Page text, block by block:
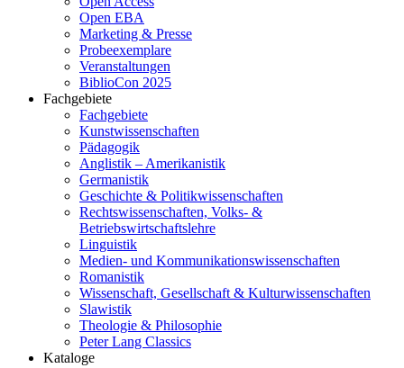
Open EBA
Marketing & Presse
Probeexemplare
Veranstaltungen
BiblioCon 2025
Fachgebiete
Fachgebiete
Kunstwissenschaften
Pädagogik
Anglistik – Amerikanistik
Germanistik
Geschichte & Politikwissenschaften
Rechtswissenschaften, Volks- &
Betriebswirtschaftslehre
Linguistik
Medien- und Kommunikationswissenschaften
Romanistik
Wissenschaft, Gesellschaft & Kulturwissenschaften
Slawistik
Theologie & Philosophie
Peter Lang Classics
Kataloge